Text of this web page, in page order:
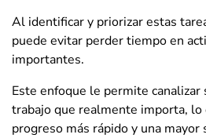
Al identificar y priorizar estas
puede evitar perder tiempo en
importantes.
Este enfoque le permite canalizar
trabajo que realmente importa, lo
progreso más rápido y una mayor